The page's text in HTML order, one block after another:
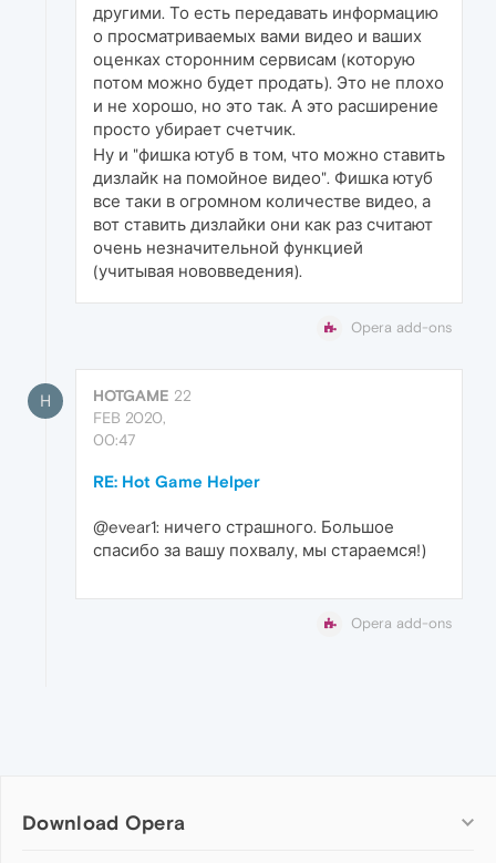
другими. То есть передавать информацию
о просматриваемых вами видео и ваших
оценках сторонним сервисам (которую
потом можно будет продать). Это не плохо
и не хорошо, но это так. А это расширение
просто убирает счетчик.
Ну и "фишка ютуб в том, что можно ставить
дизлайк на помойное видео". Фишка ютуб
все таки в огромном количестве видео, а
вот ставить дизлайки они как раз считают
очень незначительной функцией
(учитывая нововведения).
Opera add-ons
H HOTGAME 22
FEB 2020,
00:47
RE: Hot Game Helper
@evear1: ничего страшного. Большое
спасибо за вашу похвалу, мы стараемся!)
Opera add-ons
Download Opera